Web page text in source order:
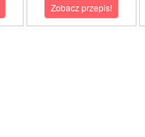
Zobacz przepis!